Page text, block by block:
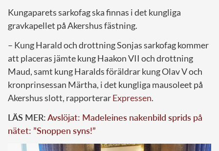
Kungaparets sarkofag ska finnas i det kungliga
gravkapellet på Akershus fästning.
– Kung Harald och drottning Sonjas sarkofag kommer
att placeras jämte kung Haakon VII och drottning
Maud, samt kung Haralds föräldrar kung Olav V och
kronprinsessan Märtha, i det kungliga mausoleet på
Akershus slott, rapporterarExpressen.
LÄS MER:Avslöjat: Madeleines nakenbild sprids på
nätet: ”Snoppen syns!”